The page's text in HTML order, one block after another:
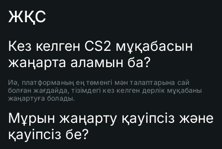
ЖҚС
Кез келген CS2 мұқабасын
жаңарта аламын ба?
Иә, платформаның ең төменгі мән талаптарына сай
болған жағдайда, тізімдегі кез келген дерлік мұқабаны
жаңартуға болады.
Мұрын жаңарту қауіпсіз және
қауіпсіз бе?